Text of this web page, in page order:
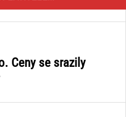
Ceny se srazily